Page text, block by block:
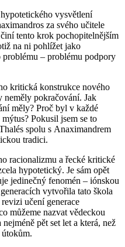
vysvětlení
za svého učitele
tento krok pochopitelnějším
na ni pohlížet jako
– problému podpory
kritická konstrukce nového
pokračování. Jak
měly? Proč byl v každé
Pokusil jsem se to
spolu s Anaximandrem
tradici.
racionalizmu a řecké kritické
hypotetický. Je sám opět
jedinečný fenomén – iónskou
vytvořila tato škola
učení generace
můžeme nazvat vědeckou
pět set let a která, než